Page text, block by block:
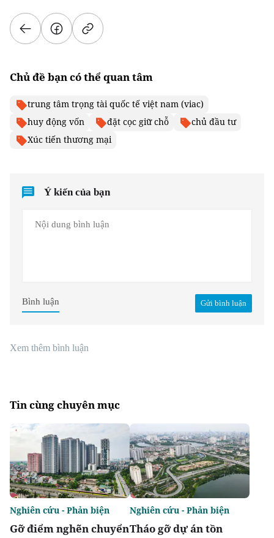
Chủ đề bạn có thể quan tâm
trung tâm trọng tài quốc tế việt nam (viac)
huy động vốn
đặt cọc giữ chỗ
chủ đầu tư
Xúc tiến thương mại
Ý kiến của bạn
Gửi bình luận
Bình luận
Xem thêm bình luận
Tin cùng chuyên mục
Gỡ điểm nghẽn chuyển
Nghiên cứu - Phản biện
Tháo gỡ dự án tồn
Nghiên cứu - Phản biện